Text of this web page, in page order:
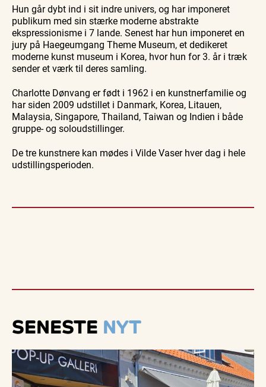
Hun går dybt ind i sit indre univers, og har imponeret
publikum med sin stærke moderne abstrakte
ekspressionisme i 7 lande. Senest har hun imponeret en
jury på Haegeumgang Theme Museum, et dedikeret
moderne kunst museum i Korea, hvor hun for 3. år i træk
sender et værk til deres samling.
Charlotte Dønvang er født i 1962 i en kunstnerfamilie og
har siden 2009 udstillet i Danmark, Korea, Litauen,
Malaysia, Singapore, Thailand, Taiwan og Indien i både
gruppe- og soloudstillinger.
De tre kunstnere kan mødes i Vilde Vaser hver dag i hele
udstillingsperioden.
SENESTE NYT